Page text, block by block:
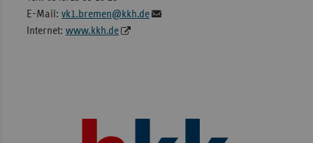
E-Mail: vk1.bremen@kkh.de
Internet: www.kkh.de